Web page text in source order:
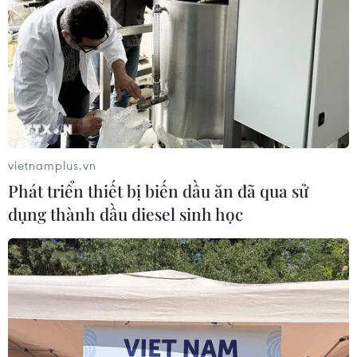
Canh tác biển - động lực mới cho
kinh tế biển Việt Nam
07/08/2026 08:14
Xem thêm
CƠ QUAN CHỦ QUẢN: THÔNG TẤN XÃ VIỆT NAM
Tổng Biên tập: TRẦN TIẾN DUẨN
Phó Tổng Biên tập: NGUYỄN THỊ TÁM, KHÚC THANH
THỦY
vietnamplus.vn
Phát triển thiết bị biến dầu ăn đã qua sử
dụng thành dầu diesel sinh học